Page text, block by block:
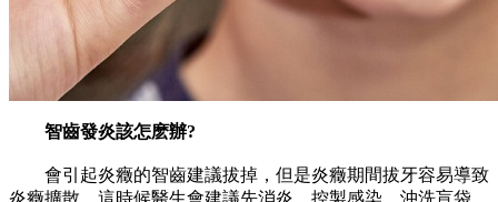
智齒發炎該怎麽辦?
會引起炎癥的智齒建議拔掉，但是炎癥期間拔牙容易導致